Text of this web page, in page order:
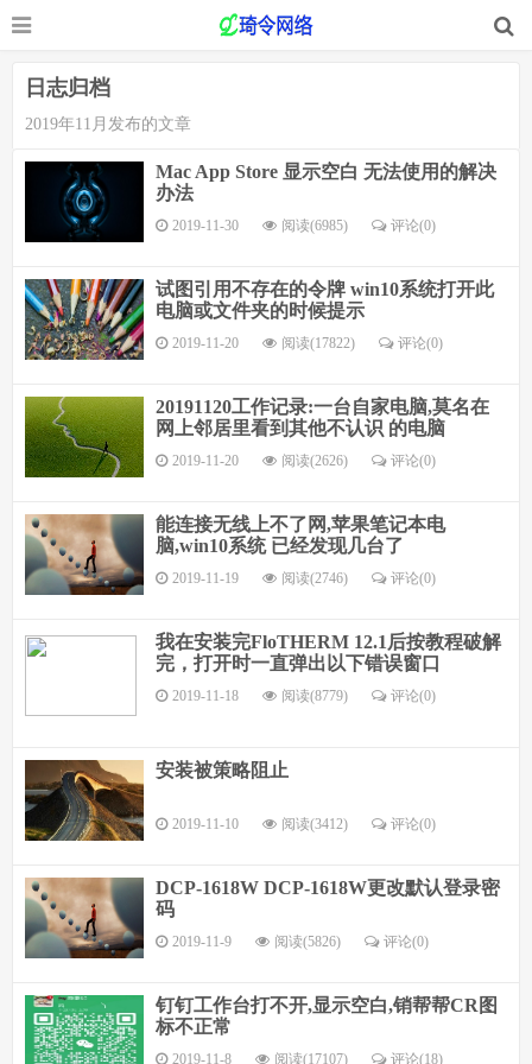
日志归档
2019年11月发布的文章
Mac App Store 显示空白 无法使用的解决
办法
2019-11-30 阅读(6985) 评论(0)
试图引用不存在的令牌 win10系统打开此
电脑或文件夹的时候提示
2019-11-20 阅读(17822) 评论(0)
20191120工作记录:一台自家电脑,莫名在
网上邻居里看到其他不认识 的电脑
2019-11-20 阅读(2626) 评论(0)
能连接无线上不了网,苹果笔记本电
脑,win10系统 已经发现几台了
2019-11-19 阅读(2746) 评论(0)
我在安装完FloTHERM 12.1后按教程破解
完，打开时一直弹出以下错误窗口
2019-11-18 阅读(8779) 评论(0)
安装被策略阻止
2019-11-10 阅读(3412) 评论(0)
DCP-1618W DCP-1618W更改默认登录密
码
2019-11-9 阅读(5826) 评论(0)
钉钉工作台打不开,显示空白,销帮帮CR图
标不正常
2019-11-8 阅读(17107) 评论(18)